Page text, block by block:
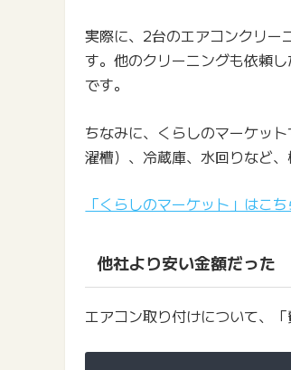
実際に、2台のエアコンクリー
す。他のクリーニングも依頼
です。
ちなみに、くらしのマーケッ
濯槽）、冷蔵庫、水回りなど
「くらしのマーケット」はこ
他社より安い金額だった
エアコン取り付けについて、